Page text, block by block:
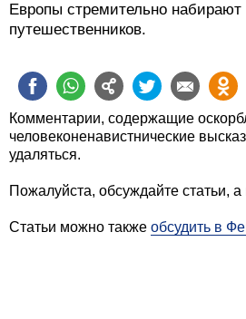
Европы стремительно набирают
путешественников.
Комментарии, содержащие
человеконенавистнические
удаляться.
Пожалуйста, обсуждайте статьи, а
Статьи можно также обсудить в